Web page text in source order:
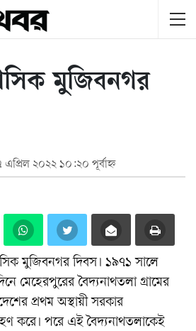
মুজিবনগর
এপ্রিল ২০২২ ১০:২০ পূর্বাহ্ন
মুজিবনগর দিবস। ১৯৭১ সালে
মেহেরপুরের বৈদ্যনাথতলা গ্রামের
প্রথম অস্থায়ী সরকার
করে। পরে এই বৈদ্যনাথতলাকেই